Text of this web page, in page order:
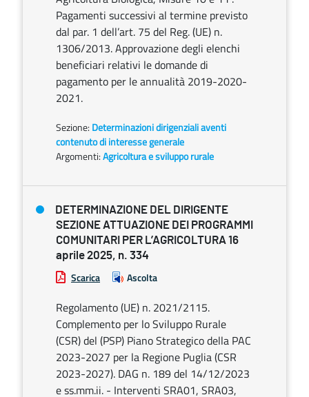
Pagamenti successivi al termine previsto
dal par. 1 dell’art. 75 del Reg. (UE) n.
1306/2013. Approvazione degli elenchi
beneficiari relativi le domande di
pagamento per le annualità 2019-2020-
2021.
Sezione: Determinazioni dirigenziali aventi
contenuto di interesse generale
Argomenti:Agricoltura e sviluppo rurale
DETERMINAZIONE DEL DIRIGENTE
SEZIONE ATTUAZIONE DEI PROGRAMMI
COMUNITARI PER L’AGRICOLTURA 16
aprile 2025, n. 334
Scarica Ascolta
Regolamento (UE) n. 2021/2115.
Complemento per lo Sviluppo Rurale
(CSR) del (PSP) Piano Strategico della PAC
2023-2027 per la Regione Puglia (CSR
2023-2027). DAG n. 189 del 14/12/2023
e ss.mm.ii. - Interventi SRA01, SRA03,